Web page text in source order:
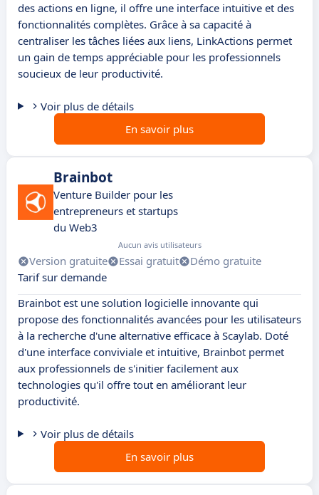
des actions en ligne, il offre une interface intuitive et des
fonctionnalités complètes. Grâce à sa capacité à
centraliser les tâches liées aux liens, LinkActions permet
un gain de temps appréciable pour les professionnels
soucieux de leur productivité.
Voir plus de détails
En savoir plus
Brainbot
Venture Builder pour les
entrepreneurs et startups
du Web3
Aucun avis utilisateurs
Version gratuite Essai gratuit
Démo gratuite
Tarif sur demande
Brainbot est une solution logicielle innovante qui
propose des fonctionnalités avancées pour les utilisateurs
à la recherche d'une alternative efficace à Scaylab. Doté
d'une interface conviviale et intuitive, Brainbot permet
aux professionnels de s'initier facilement aux
technologies qu'il offre tout en améliorant leur
productivité.
Voir plus de détails
En savoir plus